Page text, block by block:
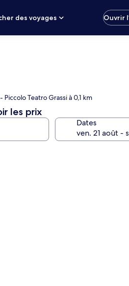
des voyages
Ouvrir
Teatro Grassi à 0,1 km
les prix
Dates